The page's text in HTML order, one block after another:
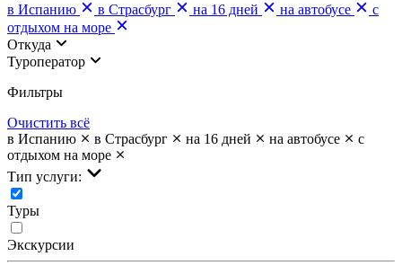
в Испанию
в Страсбург на 16 дней на автобусе
с
отдыхом на море
Откуда
Туроператор
Фильтры
Очистить всё
в Испанию
в Страсбург на 16 дней на автобусе
с
отдыхом на море
Тип услуги:
Туры
Экскурсии